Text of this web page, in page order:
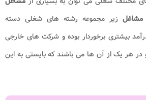
مشاغل زیر مجموعه رشته های شغلی دسته
بیشتری برخوردار بوده و شرکت های خارجی
در هر یک از آن ها می باشند که بایستی به این